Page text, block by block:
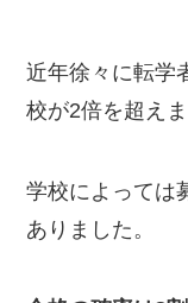
近年徐々に転学
校が2倍を超えま
学校によっては
ありました。